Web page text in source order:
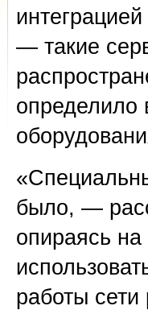
— такие
определило
было, —
опираясь
работы